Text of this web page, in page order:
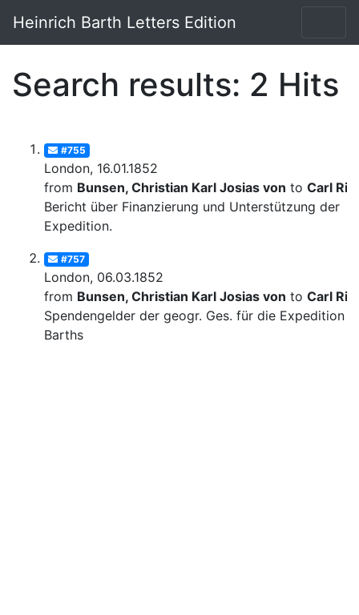
Heinrich Barth Letters Edition
Search results: 2 Hits
#755
London, 16.01.1852
from Bunsen, Christian Karl Josias von to Carl
Bericht über Finanzierung und Unterstützung der
Expedition.
#757
London, 06.03.1852
from Bunsen, Christian Karl Josias von to Carl
Spendengelder der geogr. Ges. für die Expedition
Barths